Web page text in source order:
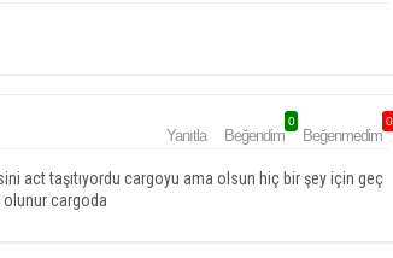
Yanıtla Beğendim
0
Beğenmedim
0
act taşıtıyordu cargoyu ama olsun hiç bir şey için geç
olunur cargoda